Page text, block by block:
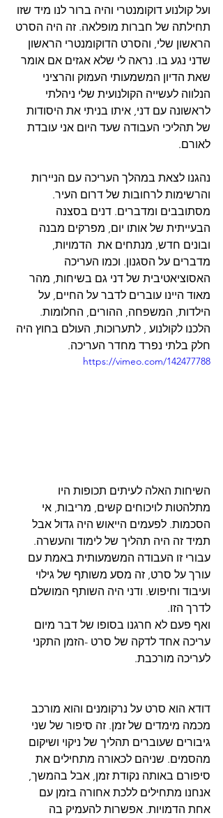
ועל קולנוע דוקומנטרי והיה ברור לנו מיד שזו
תחילתה של חברות מופלאה. זה היה הסרט
הראשון שלי, והסרט הדוקומנטרי הראשון
שדני נגע בו. נראה לי שלא אגזים אם אומר
שאת הדיון המשמעותי העמוק והרציני
הנלווה לעשייה הקולנועית שלי ניהלתי
לראשונה עם דני, איתו בניתי את היסודות
של תהליכי העבודה שעד היום אני עובדת
לאורם.
נהגנו לצאת במהלך העריכה עם הניירות
והרשימות לרחובות של דרום העיר.
מסתובבים ומדברים. דנים בסצנה
הבעייתית של אותו יום, מפרקים מבנה
ובונים חדש, מנתחים את  הדמויות,
מדברים על הסגנון. וכמו העריכה
האסוציאטיבית של דני גם בשיחות, מהר
מאוד היינו עוברים לדבר על החיים, על
הילדות, המשפחה, ההורים, החלומות.
הלכנו לקולנוע , לתערוכות, העולם בחוץ היה
חלק בלתי נפרד מחדר העריכה.
https://vimeo.com/142477788
השיחות האלה לעיתים תכופות היו
מתלהטות לויכוחים קשים, מריבות, אי
הסכמות. לפעמים הייאוש היה גדול אבל
תמיד זה היה תהליך של לימוד והעשרה.
עבורי זו העבודה המשמעותית באמת עם
עורך על סרט, זה מסע משותף של גילוי
ועיבוד וחיפוש. ודני היה השותף המושלם
לדרך הזו.
ואף פעם לא חרגנו בסופו של דבר מיום
עריכה אחד לדקה של סרט -הזמן התקני
לעריכה מורכבת.
דודא הוא סרט על נרקומנים והוא מורכב
מכמה מימדים של זמן. זה סיפור של שני
גיבורים שעוברים תהליך של ניקוי ושיקום
מהסמים. שניהם לכאורה מתחילים את
סיפורם באותה נקודת זמן, אבל בהמשך,
אנחנו מתחילים ללכת אחורה בזמן עם
אחת הדמויות. אפשרות להעמיק בה